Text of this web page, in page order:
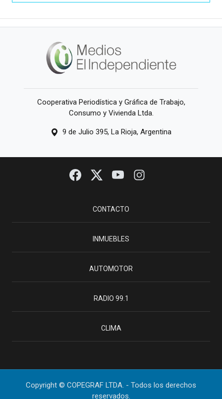
Cooperativa Periodística y Gráfica de Trabajo,
Consumo y Vivienda Ltda.
9 de Julio 395, La Rioja, Argentina
CONTACTO
INMUEBLES
AUTOMOTOR
RADIO 99.1
CLIMA
Copyright © COPEGRAF LTDA. - Todos los derechos
reservados.